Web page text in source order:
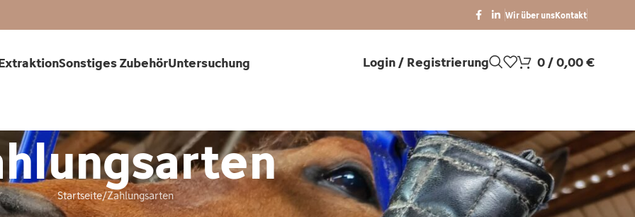
Wir über unsKontakt
Sonstiges ZubehörUntersuchung Login / Registrierung 0/0,00€
Startseite Zahlungsarten
KATEGORIEN